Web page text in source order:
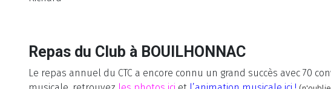
Repas du Club à BOUILHONNAC
Le repas annuel du CTC a encore connu un grand succès avec 70